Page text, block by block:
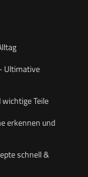
Ultimative
wichtige Teile
erkennen und
schnell &